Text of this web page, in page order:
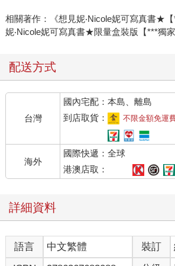
相關著作：《想見妮‧Nicole妮可寫真書★
妮‧Nicole妮可寫真書★限量盒裝版【***獨家
配送方式
台灣
國內宅配：本島、離島
到店取貨：
不限金額免運
海外
國際快遞：全球
港澳店取：
詳細資料
語言 中文繁體 裝訂